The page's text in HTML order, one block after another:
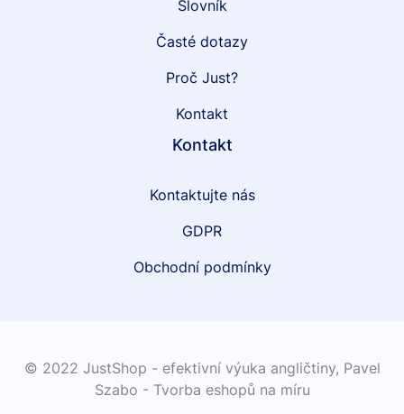
Slovník
Časté dotazy
Proč Just?
Kontakt
Kontakt
Kontaktujte nás
GDPR
Obchodní podmínky
© 2022 JustShop - efektivní výuka angličtiny, Pavel
Szabo - Tvorba eshopů na míru